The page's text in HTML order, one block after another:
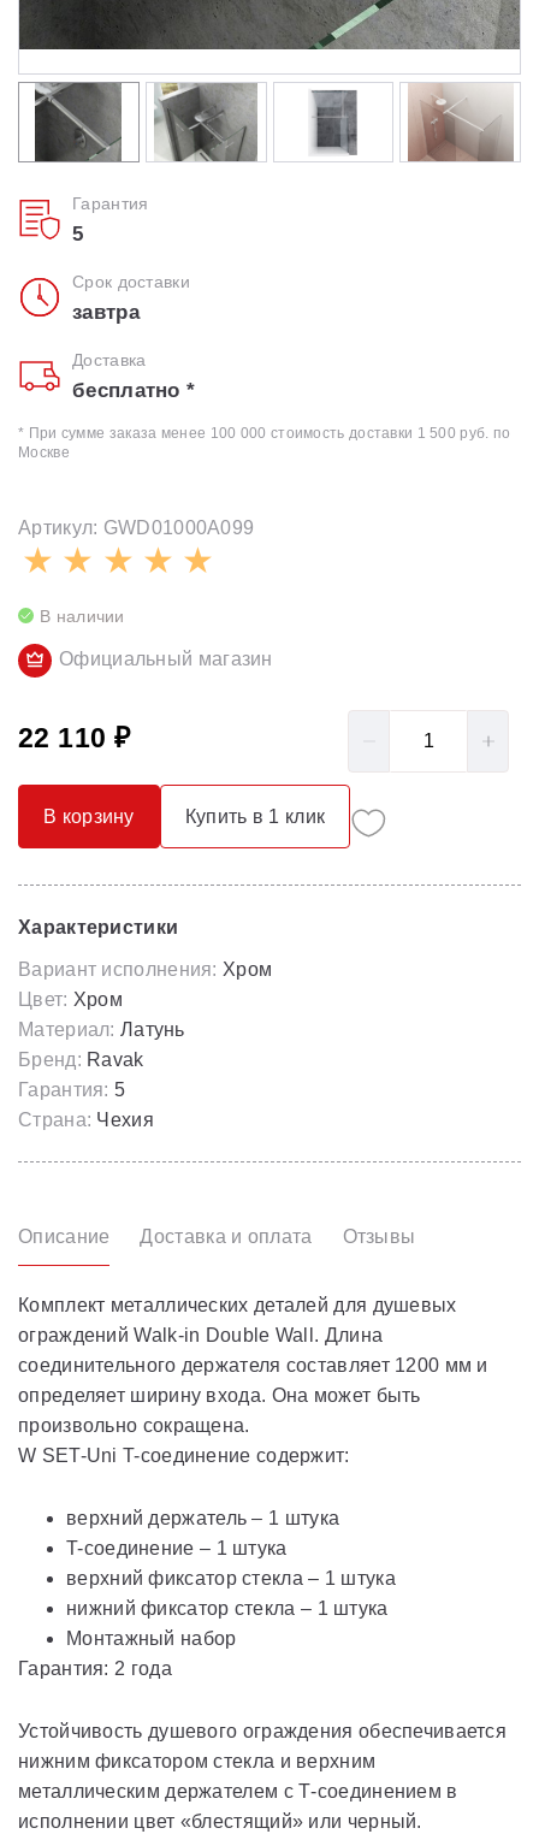
Душевые каналы
Умывальники
Средства ухода
Гарантия
5
Срок доставки
завтра
Доставка
бесплатно *
* При сумме заказа менее 100 000 стоимость доставки 1 500 руб. по
Москве
Артикул: GWD01000A099
В наличии
Официальный магазин
22 110 ₽
В корзину Купить в 1 клик
Характеристики
Вариант исполнения: Хром
Цвет: Хром
Материал: Латунь
Бренд: Ravak
Гарантия: 5
Страна: Чехия
Описание Доставка и оплата Отзывы
Комплект металлических деталей для душевых
ограждений Walk-in Double Wall. Длина
соединительного держателя составляет 1200 мм и
определяет ширину входа. Она может быть
произвольно сокращена.
W SET-Uni T-соединение содержит:
верхний держатель – 1 штука
T-соединение – 1 штука
верхний фиксатор стекла – 1 штука
нижний фиксатор стекла – 1 штука
Монтажный набор
Гарантия: 2 года
Устойчивость душевого ограждения обеспечивается
нижним фиксатором стекла и верхним
металлическим держателем с Т-соединением в
исполнении цвет «блестящий» или черный.